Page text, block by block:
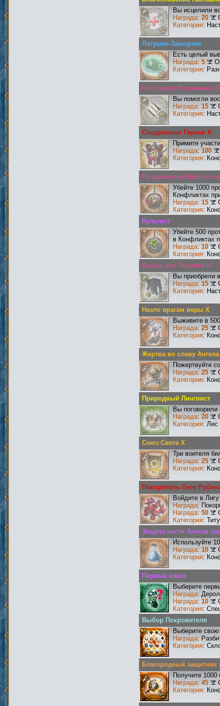
Вы исцелили
Награда: 20
Категория:
Лягушко-Заводчик
Есть целый
Награда: 5
Категория:
Протекция Наставника
Вы помогли
Награда: 15
Категория:
Сподвижник Героев X
Примите
Награда: 100
Категория:
Продвинутый
Убейте 1000
Конфликтах
Награда: 15
Категория:
Культист
Убейте 500
в Конфликтах
Награда: 10
Категория:
Время для Покупок III
Вы приобрели
Награда: 15
Категория:
Назло врагам веры X
Выживите в
Награда: 25
Категория:
Жертва во славу
Пожертвуйте
Награда: 25
Категория:
Природный Лингвист
Вы
Награда: 20
Категория: Лес
Союз Света X
Три воителя
Награда: 25
Категория:
Покоритель Лиги
Войдите в
Награда:
Награда: 50
Категория:
Защита чести Ангела
Используйте
Награда: 10
Категория:
Первый класс
Выберите
Награда:
Награда: 10
Категория:
Выбор Покровителя
Выберите свою
Награда:
Категория:
Благородный защитник
Получите 1000
Награда: 45
Категория: